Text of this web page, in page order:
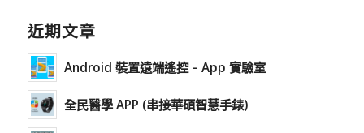
近期文章
Android 裝置遠端遙控 – App 實驗室
全民醫學 APP (串接華碩智慧手錶)